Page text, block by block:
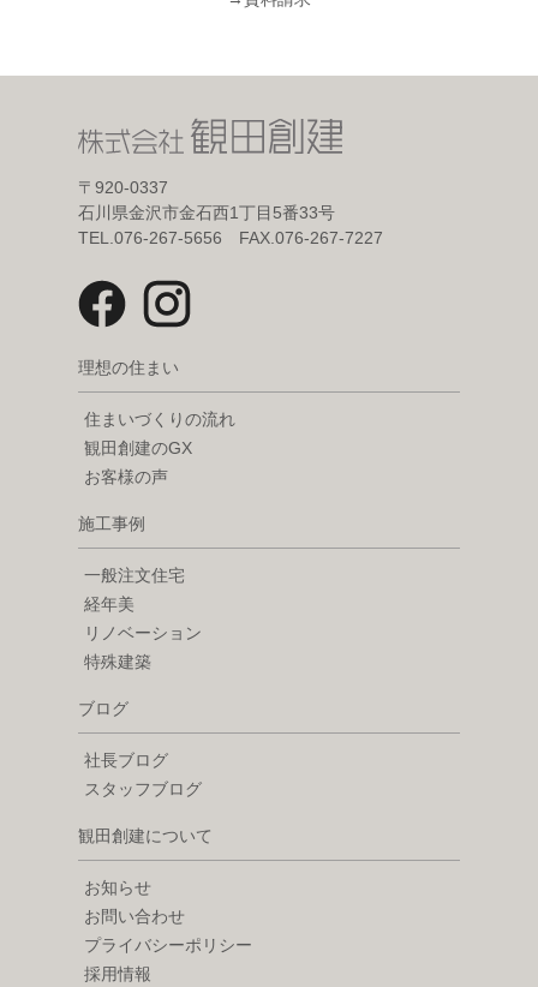
〒920-0337
石川県金沢市金石西1丁目5番33号
TEL.076-267-5656 FAX.076-267-7227
理想の住まい
住まいづくりの流れ
観田創建のGX
お客様の声
施工事例
一般注文住宅
経年美
リノベーション
特殊建築
ブログ
社長ブログ
スタッフブログ
観田創建について
お知らせ
お問い合わせ
プライバシーポリシー
採用情報